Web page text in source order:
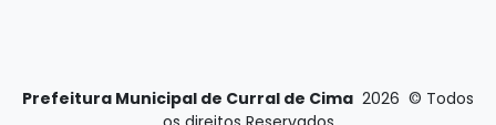
Prefeitura Municipal de Curral de Cima 2026 © Todos